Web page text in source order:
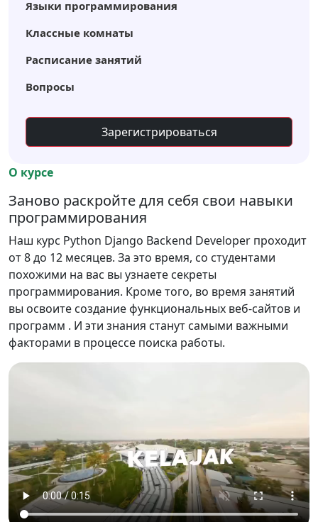
Языки программирования
Классные комнаты
Расписание занятий
Вопросы
Зарегистрироваться
О курсе
Заново раскройте для себя свои навыки
программирования
Наш курс Python Django Backend Developer проходит
от 8 до 12 месяцев. За это время, со студентами
похожими на вас вы узнаете секреты
программирования. Кроме того, во время занятий
вы освоите создание функциональных веб-сайтов и
программ . И эти знания станут самыми важными
факторами в процессе поиска работы.